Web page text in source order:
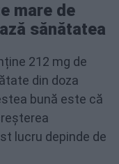
mare de
sănătatea
212 mg de
din doza
bună este că
lucru depinde de